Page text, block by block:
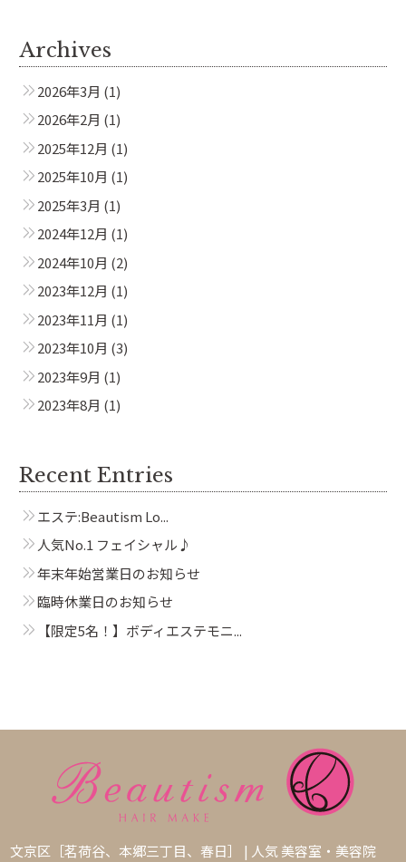
Archives
2026年3月 (1)
2026年2月 (1)
2025年12月 (1)
2025年10月 (1)
2025年3月 (1)
2024年12月 (1)
2024年10月 (2)
2023年12月 (1)
2023年11月 (1)
2023年10月 (3)
2023年9月 (1)
2023年8月 (1)
Recent Entries
エステ:Beautism Lo...
人気No.1 フェイシャル♪
年末年始営業日のお知らせ
臨時休業日のお知らせ
【限定5名！】ボディエステモニ...
文京区［茗荷谷、本郷三丁目、春日］ | 人気 美容室・美容院